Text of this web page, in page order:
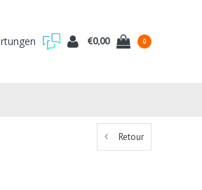
€0,00 0
Retour